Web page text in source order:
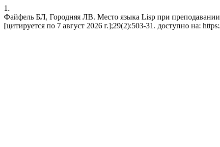
1.
Файфель БЛ, Городняя ЛВ. Место языка Lisp при
[цитируется по 7 август 2026 г.];29(2):503-31. доступно на: